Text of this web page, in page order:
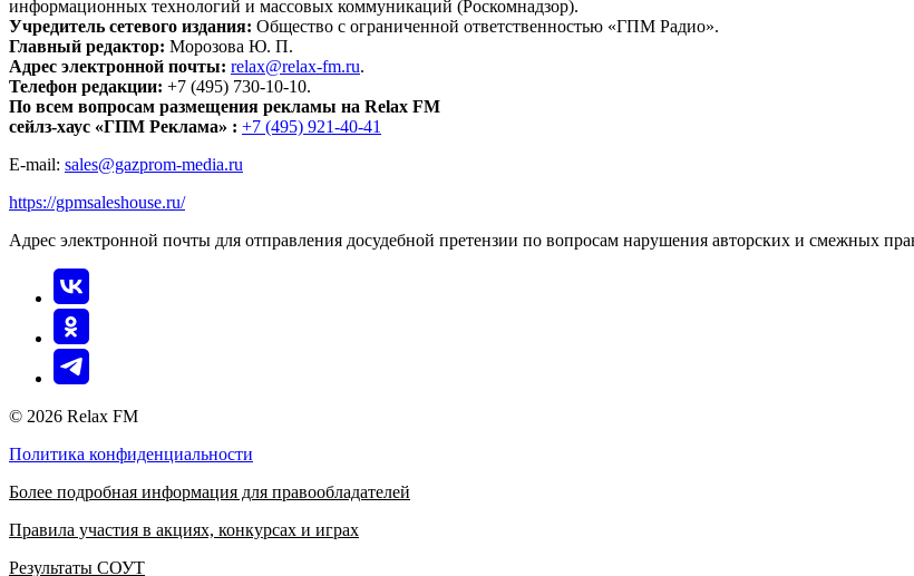
информационных технологий и массовых коммуникаций (Роскомнадзор).
Учредитель сетевого издания: Общество с ограниченной ответственностью «ГПМ Радио».
Главный редактор: Морозова Ю. П.
Адрес электронной почты: relax@relax-fm.ru.
Телефон редакции: +7 (495) 730-10-10.
По всем вопросам размещения рекламы на Relax FM
сейлз-хаус «ГПМ Реклама» : +7 (495) 921-40-41
E-mail: sales@gazprom-media.ru
https://gpmsaleshouse.ru/
Адрес электронной почты для отправления досудебной претензии по вопросам нарушения авторских и смежных
© 2026 Relax FM
Политика конфиденциальности
Более подробная информация для правообладателей
Правила участия в акциях, конкурсах и играх
Результаты СОУТ